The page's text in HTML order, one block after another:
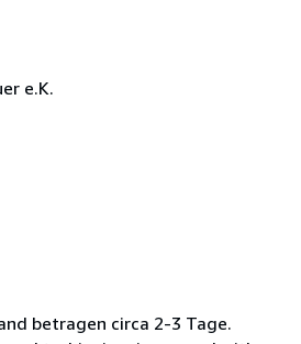
e.K.
betragen circa 2-3 Tage.